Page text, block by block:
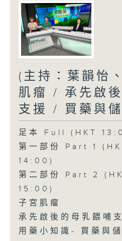
(主持：葉韻怡
肌瘤 / 承先啟
支援 / 買藥與儲
足本 Full (HKT
第一部份 Part 1
14:00)
第二部份 Part 2
15:00)
子宮肌瘤
承先啟後的母乳餵哺
用藥小知識- 買藥與儲